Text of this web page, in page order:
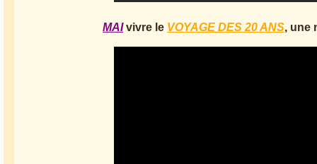
MAIvivre le VOYAGE DES 20 ANS, une